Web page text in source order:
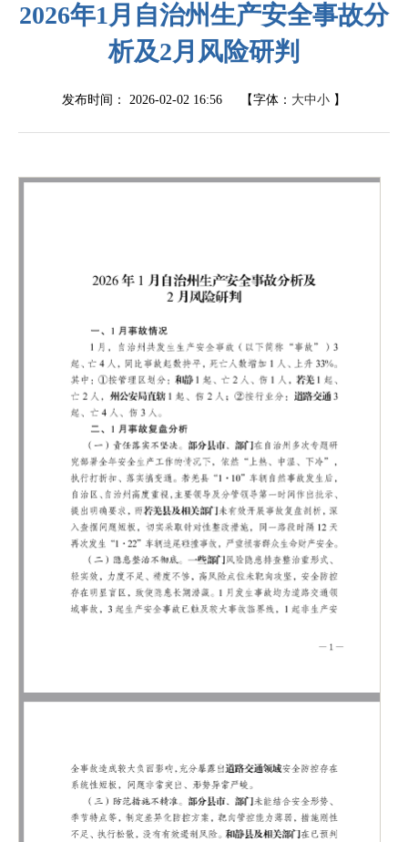
2026年1月自治州生产安全事故分
析及2月风险研判
发布时间： 2026-02-02 16:56 【字体： 大中小 】